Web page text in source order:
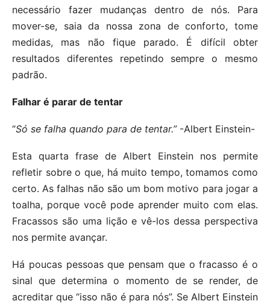
necessário fazer mudanças dentro de nós. Para
mover-se, saia da nossa zona de conforto, tome
medidas, mas não fique parado. É difícil obter
resultados diferentes repetindo sempre o mesmo
padrão.
Falhar é parar de tentar
“Só se falha quando para de tentar.” -Albert Einstein-
Esta quarta frase de Albert Einstein nos permite
refletir sobre o que, há muito tempo, tomamos como
certo. As falhas não são um bom motivo para jogar a
toalha, porque você pode aprender muito com elas.
Fracassos são uma lição e vê-los dessa perspectiva
nos permite avançar.
Há poucas pessoas que pensam que o fracasso é o
sinal que determina o momento de se render, de
acreditar que “isso não é para nós”. Se Albert Einstein